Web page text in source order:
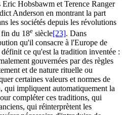
Hobsbawm et Terence Ranger
Anderson en montrant la part
les sociétés depuis les révolutions
fin du 18e siècle[23]. Dans
qu'il consacre à l'Europe de
ce qu'est la tradition inventée :
gouvernées par des règles
et de nature rituelle ou
certaines valeurs et normes de
qui impliquent automatiquement la
compléter ces traditions, qui
qui réinterprètent les